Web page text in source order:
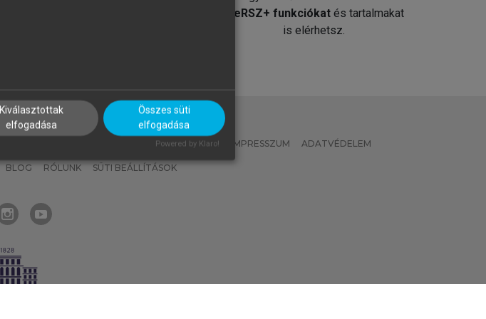
MeRSZ+ funkciókat és tartalmakat
is elérhetsz.
MI – ÁLTALÁNOS IRÁNYELVEK IMPRESSZUM ADATVÉDELEM
BLOG RÓLUNK SÜTI BEÁLLÍTÁSOK
Kiválasztottak
elfogadása
Összes süti
elfogadása
Powered by Klaro!